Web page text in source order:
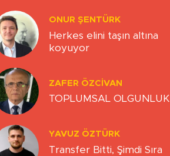
ONUR ŞENTÜRK
Herkes elini taşın altına
koyuyor
ZAFER ÖZCIVAN
TOPLUMSAL OLGUNLUK
YAVUZ ÖZTÜRK
Transfer Bitti, Şimdi Sıra